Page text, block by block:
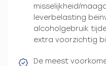
misselijkheid/
leverbelasting
alcoholgebruik
extra voorzichtig
De meest